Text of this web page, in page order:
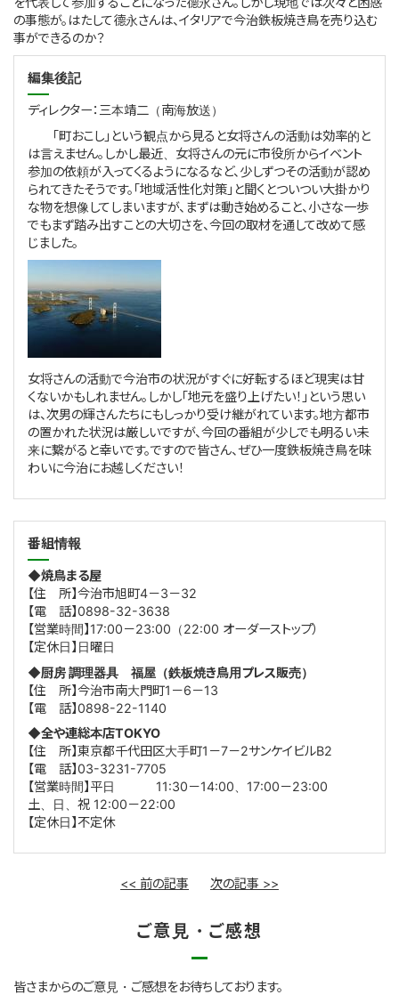
の事態が。はたして德永さんは、イタリアで今治鉄板焼き鳥を売り込む
事ができるのか？
編集後記
ディレクター：三本靖二（南海放送）
「町おこし」という観点から見ると女将さんの活動は効率的と
は言えません。しかし最近、女将さんの元に市役所からイベント
参加の依頼が入ってくるようになるなど、少しずつその活動が認め
られてきたそうです。「地域活性化対策」と聞くとついつい大掛かり
な物を想像してしまいますが、まずは動き始めること、小さな一歩
でもまず踏み出すことの大切さを、今回の取材を通して改めて感
じました。
女将さんの活動で今治市の状況がすぐに好転するほど現実は甘
くないかもしれません。しかし「地元を盛り上げたい！」という思い
は、次男の輝さんたちにもしっかり受け継がれています。地方都市
の置かれた状況は厳しいですが、今回の番組が少しでも明るい未
来に繋がると幸いです。ですので皆さん、ぜひ一度鉄板焼き鳥を味
わいに今治にお越しください！
番組情報
◆焼鳥まる屋
【住 所】今治市旭町4－3－32
【電 話】0898-32-3638
【営業時間】17:00－23:00（22:00 オーダーストップ）
【定休日】日曜日
◆厨房 調理器具 福屋（鉄板焼き鳥用プレス販売）
【住 所】今治市南大門町1－6－13
【電 話】0898-22-1140
◆全や連総本店TOKYO
【住 所】東京都千代田区大手町1－7－2サンケイビルB2
【電 話】03-3231-7705
【営業時間】平日 11:30－14:00、17:00－23:00
土、日、祝 12:00－22:00
【定休日】不定休
<< 前の記事 次の記事 >>
ご意見・ご感想
皆さまからのご意見・ご感想をお待ちしております。